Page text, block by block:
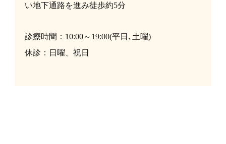
い地下通路を進み徒歩約5分
診療時間：10:00～19:00(平日､土曜)
休診：日曜、祝日